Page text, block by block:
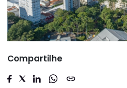
Compartilhe